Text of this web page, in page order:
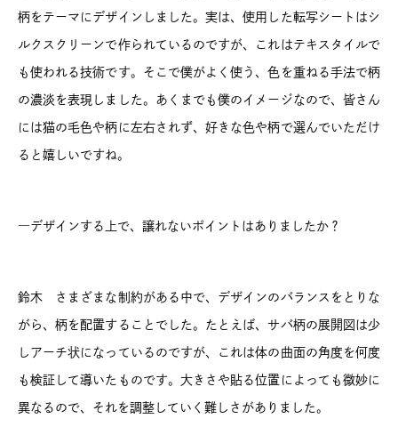
柄をテーマにデザインしました。実は、使用した転写シートはシ
ルクスクリーンで作られているのですが、これはテキスタイルで
も使われる技術です。そこで僕がよく使う、色を重ねる手法で柄
の濃淡を表現しました。あくまでも僕のイメージなので、皆さん
には猫の毛色や柄に左右されず、好きな色や柄で選んでいただけ
ると嬉しいですね。
―デザインする上で、譲れないポイントはありましたか？
鈴木 さまざまな制約がある中で、デザインのバランスをとりな
がら、柄を配置することでした。たとえば、サバ柄の展開図は少
しアーチ状になっているのですが、これは体の曲面の角度を何度
も検証して導いたものです。大きさや貼る位置によっても微妙に
異なるので、それを調整していく難しさがありました。